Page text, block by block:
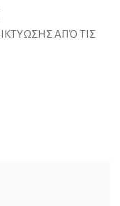
ΑΠΌ ΤΙΣ